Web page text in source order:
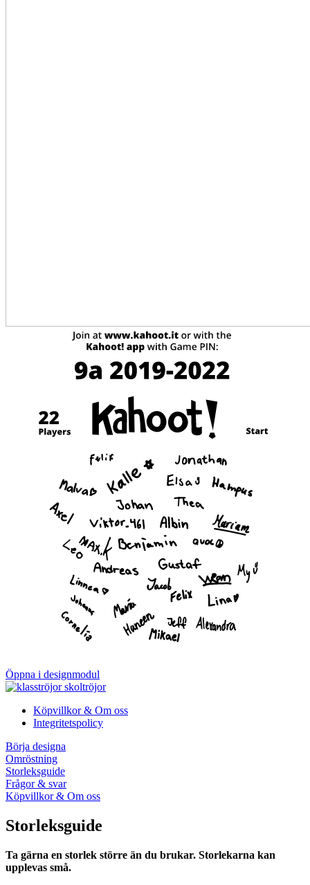
Öppna i designmodul
Köpvillkor & Om oss
Integritetspolicy
Börja designa
Omröstning
Storleksguide
Frågor & svar
Köpvillkor & Om oss
Storleksguide
Ta gärna en storlek större än du brukar. Storlekarna kan
upplevas små.